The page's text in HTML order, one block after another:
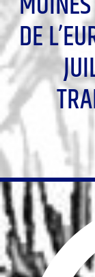
DE